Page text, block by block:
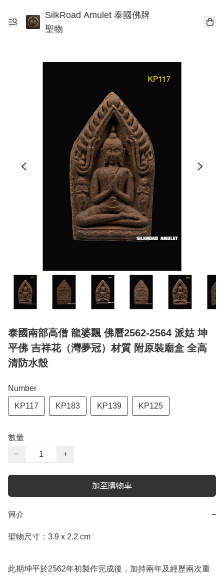
SilkRoad Amulet 泰國佛牌
聖物
泰國南部高僧 龍婆飄 佛曆2562-2564 派姑 坤
平佛 吉祥花（灣夢冠）材質 附原裝廟盒 全高
清防水殼
Number
KP117 KP183 KP139 KP125
數量
−
+
加至購物車
簡介 −
聖物尺寸：3.9 x 2.2 cm
此期坤平於2562年初製作完成後，加持兩年及經歷兩次重